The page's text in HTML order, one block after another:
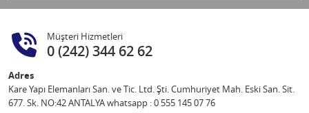
Müşteri Hizmetleri
0 (242) 344 62 62
Adres
Kare Yapı Elemanları San. ve Tic. Ltd. Şti. Cumhuriyet Mah. Eski San. Sit.
677. Sk. NO:42 ANTALYA whatsapp : 0 555 145 07 76